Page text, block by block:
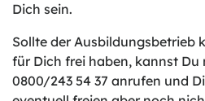
Dich sein.
Sollte der Ausbildungsbetrieb
für Dich frei haben, kannst
0800/243 54 37 anrufen und